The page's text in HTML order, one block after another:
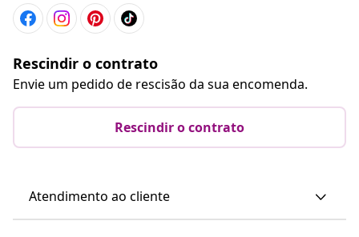
Rescindir o contrato
Envie um pedido de rescisão da sua encomenda.
Rescindir o contrato
Atendimento ao cliente